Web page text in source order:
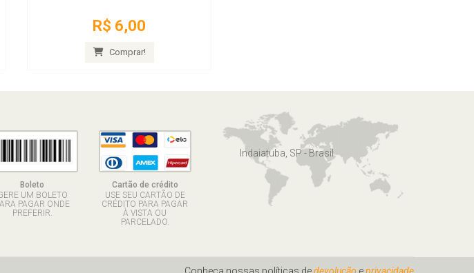
R$ 6,00
Comprar!
Boleto
UM BOLETO
PAGAR ONDE
PREFERIR.
Cartão de crédito
USE SEU CARTÃO DE
CRÉDITO PARA PAGAR
À VISTA OU
PARCELADO.
Indaiatuba, SP - Brasil